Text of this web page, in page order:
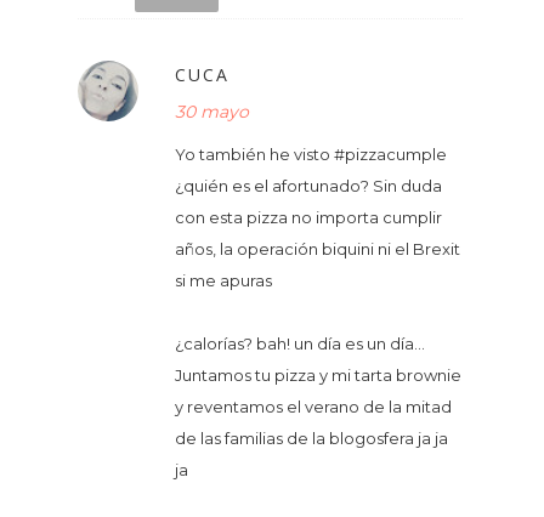
CUCA
30 mayo
Yo también he visto #pizzacumple
¿quién es el afortunado? Sin duda
con esta pizza no importa cumplir
años, la operación biquini ni el Brexit
si me apuras
¿calorías? bah! un día es un día...
Juntamos tu pizza y mi tarta brownie
y reventamos el verano de la mitad
de las familias de la blogosfera ja ja
ja